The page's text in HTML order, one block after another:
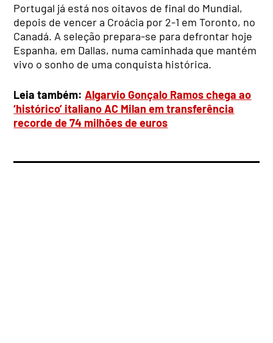
Portugal já está nos oitavos de final do Mundial,
depois de vencer a Croácia por 2-1 em Toronto, no
Canadá. A seleção prepara-se para defrontar hoje
Espanha, em Dallas, numa caminhada que mantém
vivo o sonho de uma conquista histórica.
Leia também:Algarvio Gonçalo Ramos chega ao
‘histórico’ italiano AC Milan em transferência
recorde de 74 milhões de euros